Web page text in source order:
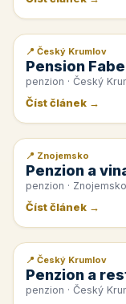
📰 PR článek
📍 Český Krumlov
Pension
penzion · Český
Číst článek →
📰 PR článek
📍 Znojemsko
Penzion a
penzion · Znojemsko
Číst článek →
📰 PR článek
📍 Český Krumlov
Penzion a
penzion · Český